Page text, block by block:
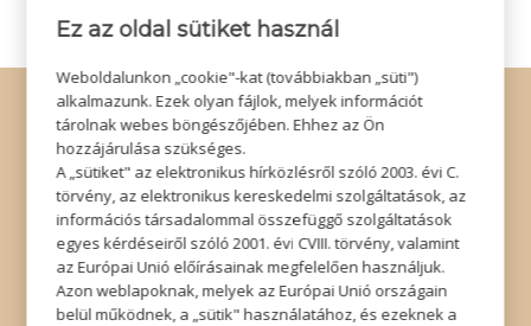
© Copyright - Szabó Imre Hair & Beauty
Impresszum|Adatkezelési tájékoztató|Elállás
Ez az oldal sütiket használ
Weboldalunkon „cookie"-kat (továbbiakban „süti")
alkalmazunk. Ezek olyan fájlok, melyek információt
tárolnak webes böngészőjében. Ehhez az Ön
hozzájárulása szükséges.
A „sütiket" az elektronikus hírközlésről szóló 2003. évi C.
törvény, az elektronikus kereskedelmi szolgáltatások, az
információs társadalommal összefüggő szolgáltatások
egyes kérdéseiről szóló 2001. évi CVIII. törvény, valamint
az Európai Unió előírásainak megfelelően használjuk.
Azon weblapoknak, melyek az Európai Unió országain
belül működnek, a „sütik" használatához, és ezeknek a